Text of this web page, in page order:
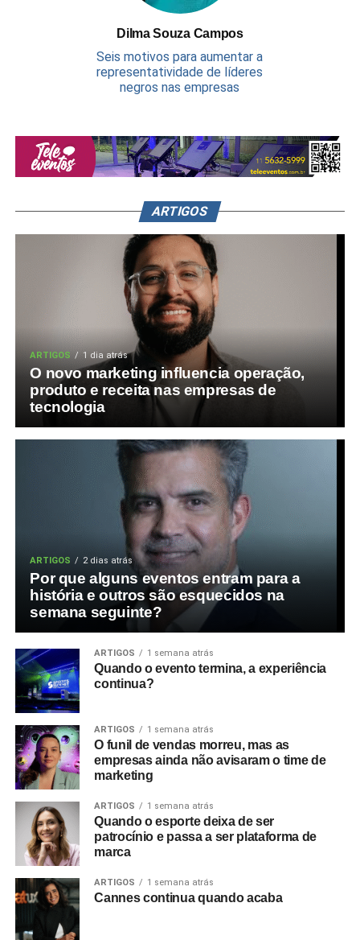
Dilma Souza Campos
Seis motivos para aumentar a
representatividade de líderes
negros nas empresas
ARTIGOS
ARTIGOS 1 dia atrás
O novo marketing influencia operação,
produto e receita nas empresas de
tecnologia
ARTIGOS 2 dias atrás
Por que alguns eventos entram para a
história e outros são esquecidos na
semana seguinte?
ARTIGOS 1 semana atrás
Quando o evento termina, a experiência
continua?
ARTIGOS 1 semana atrás
O funil de vendas morreu, mas as
empresas ainda não avisaram o time de
marketing
ARTIGOS 1 semana atrás
Quando o esporte deixa de ser
patrocínio e passa a ser plataforma de
marca
ARTIGOS 1 semana atrás
Cannes continua quando acaba